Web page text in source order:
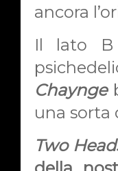
ancora
Il lato
Chaynge
una sorta
Two